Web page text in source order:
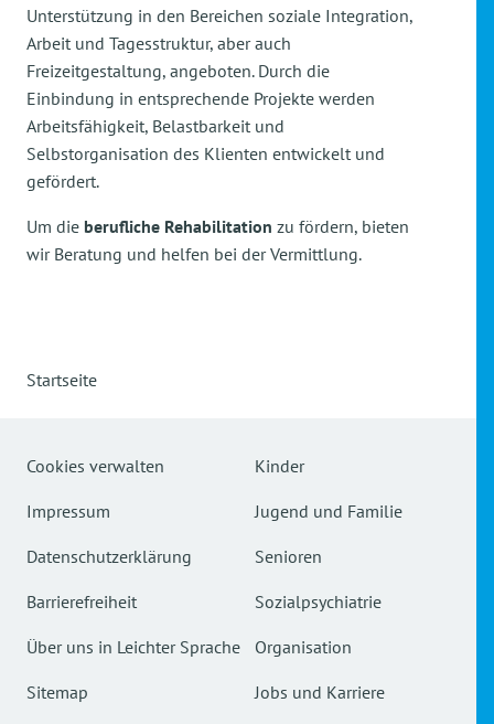
Unterstützung in den Bereichen soziale Integration,
Arbeit und Tagesstruktur, aber auch
Freizeitgestaltung, angeboten. Durch die
Einbindung in entsprechende Projekte werden
Arbeitsfähigkeit, Belastbarkeit und
Selbstorganisation des Klienten entwickelt und
gefördert.
Um die berufliche Rehabilitation zu fördern, bieten
wir Beratung und helfen bei der Vermittlung.
Startseite
Cookies verwalten
Impressum
Datenschutzerklärung
Barrierefreiheit
Über uns in Leichter Sprache
Sitemap
Kinder
Jugend und Familie
Senioren
Sozialpsychiatrie
Organisation
Jobs und Karriere